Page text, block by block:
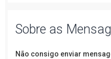
Sobre as
Não consigo enviar